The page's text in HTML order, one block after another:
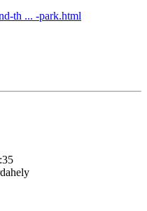
th ... -park.html